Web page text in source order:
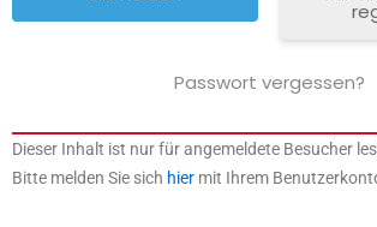
Passwort vergessen?
Dieser Inhalt ist nur für angemeldete Besucher
Bitte melden Sie sich hier mit Ihrem